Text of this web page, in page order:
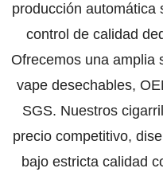
producción automática
control de calidad
Ofrecemos una amplia
vape desechables,
SGS. Nuestros
precio competitivo,
bajo estricta calidad